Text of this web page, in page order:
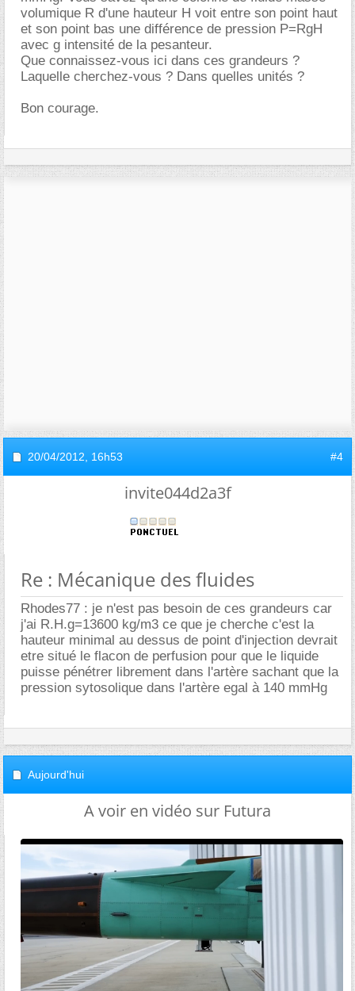
volumique R d'une hauteur H voit entre son point haut
et son point bas une différence de pression P=RgH
avec g intensité de la pesanteur.
Que connaissez-vous ici dans ces grandeurs ?
Laquelle cherchez-vous ? Dans quelles unités ?
Bon courage.
20/04/2012, 16h53 #4
invite044d2a3f
Re : Mécanique des fluides
Rhodes77 : je n'est pas besoin de ces grandeurs car
j'ai R.H.g=13600 kg/m3 ce que je cherche c'est la
hauteur minimal au dessus de point d'injection devrait
etre situé le flacon de perfusion pour que le liquide
puisse pénétrer librement dans l'artère sachant que la
pression sytosolique dans l'artère egal à 140 mmHg
Aujourd'hui
A voir en vidéo sur Futura